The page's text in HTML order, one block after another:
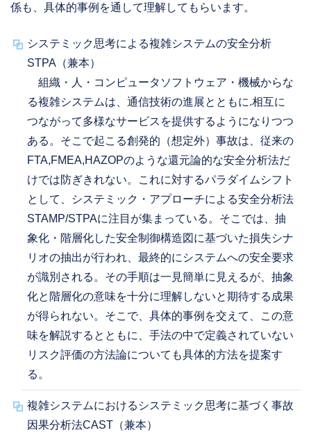
係も、具体的事例を通して理解してもらいます。
システミック思考による複雑システムの安全分析
STPA（兼本）
組織・人・コンピュータソフトウェア・機械からな
る複雑システムは、通信技術の進展とともに.相互に
つながって多様なサービスを提供するようになりつつ
ある。そこで起こる創発的（想定外）事故は、従来の
FTA,FMEA,HAZOPのような還元論的な安全分析法だ
けでは防ぎきれない。これに対するパラダイムシフト
として、システミック・アプローチによる安全分析法
STAMP/STPAに注目が集まっている。そこでは、抽
象化・階層化した安全制御構造図に基づいた損失シナ
リオの抽出が行われ、最終的にシステムへの安全要求
が識別される。その手順は一見簡単に見えるが、抽象
化と階層化の意味を十分に理解しないと期待する成果
が得られない。そこで、具体的事例を交えて、この意
味を解説するとともに、手法の中で定義されていない
リスク評価の方法論についても具体的方法を提案す
る。
複雑システムにおけるシステミック思考に基づく事故
因果分析法CAST（兼本）